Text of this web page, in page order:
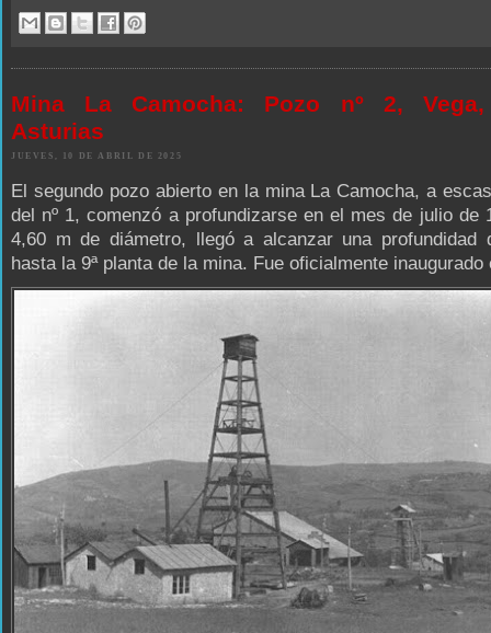
Mina La Camocha: Pozo nº 2,
Asturias
JUEVES, 10 DE ABRIL DE 2025
El segundo pozo abierto en la mina La Camocha, a
del nº 1, comenzó a profundizarse en el mes de julio de
4,60 m de diámetro, llegó a alcanzar una profundidad
hasta la 9ª planta de la mina. Fue oficialmente inaugurado